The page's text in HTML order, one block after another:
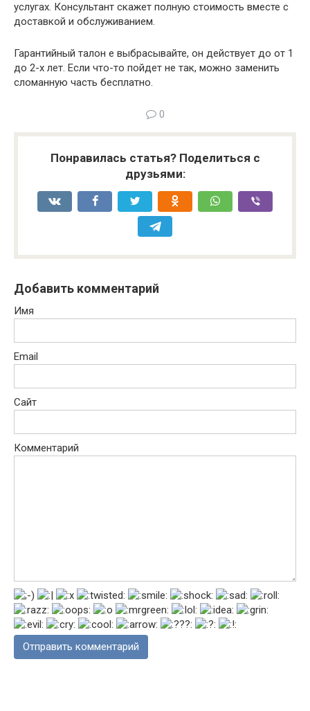
услугах. Консультант скажет полную стоимость вместе с
доставкой и обслуживанием.
Гарантийный талон е выбрасывайте, он действует до от 1
до 2-х лет. Если что-то пойдет не так, можно заменить
сломанную часть бесплатно.
0
Понравилась статья? Поделиться с
друзьями:
Добавить комментарий
Имя
Email
Сайт
Комментарий